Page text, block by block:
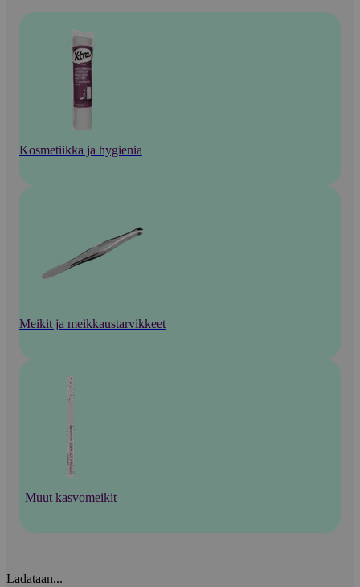
Kosmetiikka ja hygienia
Meikit ja meikkaustarvikkeet
Muut kasvomeikit
Ladataan...